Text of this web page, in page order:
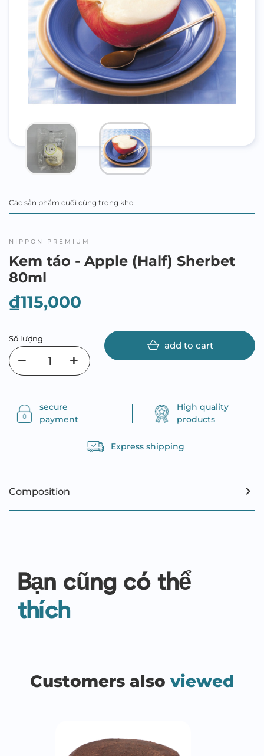
Các sản phẩm cuối cùng trong kho
NIPPON PREMIUM
Kem táo - Apple (Half) Sherbet
80ml
₫115,000
Số lượng
add to cart
secure
payment
High quality
products
Express shipping
Composition
Bạn cũng có thể
thích
Customers also viewed